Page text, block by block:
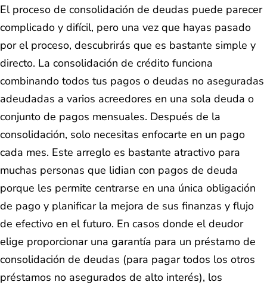
El proceso de consolidación de deudas puede parecer
complicado y difícil, pero una vez que hayas pasado
por el proceso, descubrirás que es bastante simple y
directo. La consolidación de crédito funciona
combinando todos tus pagos o deudas no aseguradas
adeudadas a varios acreedores en una sola deuda o
conjunto de pagos mensuales. Después de la
consolidación, solo necesitas enfocarte en un pago
cada mes. Este arreglo es bastante atractivo para
muchas personas que lidian con pagos de deuda
porque les permite centrarse en una única obligación
de pago y planificar la mejora de sus finanzas y flujo
de efectivo en el futuro. En casos donde el deudor
elige proporcionar una garantía para un préstamo de
consolidación de deudas (para pagar todos los otros
préstamos no asegurados de alto interés), los